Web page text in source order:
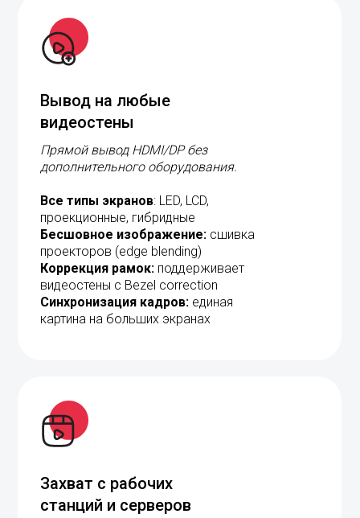
Захват с рабочих
Все возможные виды захвата
контента — экраны, приложения,
Прямой вывод HDMI/DP без
дополнительного оборудования.
Все типы экранов: LED, LCD,
проекционные, гибридные
Бесшовное изображение:
проекторов (edge blending)
Коррекция рамок:поддерживает
видеостены с Bezel correction
Синхронизация кадров:единая
картина на больших экранах
Вывод на любые